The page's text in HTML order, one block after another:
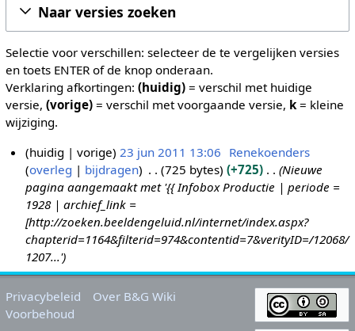
Naar versies zoeken
Selectie voor verschillen: selecteer de te vergelijken versies
en toets ENTER of de knop onderaan.
Verklaring afkortingen: (huidig)= verschil met huidige
versie, (vorige)= verschil met voorgaande versie, k= kleine
wijziging.
0
1
1
huidig vorige 23 jun 2011 13:06 Renekoenders
overleg
bijdragen 725 bytes +725
Nieuwe
pagina aangemaakt met '{{ Infobox Productie | periode =
1928 | archief_link =
[http://zoeken.beeldengeluid.nl/internet/index.aspx?
chapterid=1164&filterid=974&contentid=7&verityID=/12068/
1207...'
Privacybeleid
Over B&G Wiki
Voorbehoud